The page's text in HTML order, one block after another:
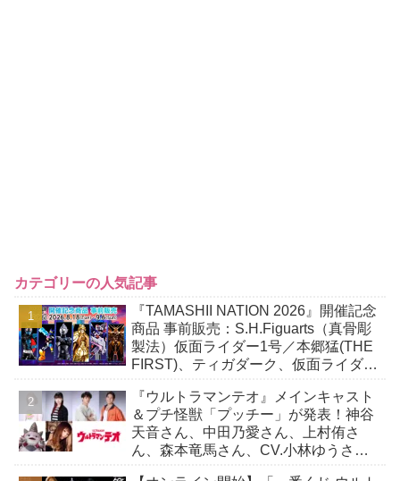
カテゴリーの人気記事
『TAMASHII NATION 2026』開催記念
商品 事前販売：S.H.Figuarts（真骨彫
製法）仮面ライダー1号／本郷猛(THE
FIRST)、ティガダーク、仮面ライダー
『ウルトラマンテオ』メインキャスト
＆プチ怪獣「プッチー」が発表！神谷
天音さん、中田乃愛さん、上村侑さ
ん、森本竜馬さん、CV.小林ゆうさ